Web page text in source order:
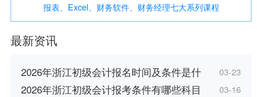
报表、Excel、财务软件、财务经理七大系列课程
最新资讯
2026年浙江初级会计报名时间及条件是什 03-23
2026年浙江初级会计报考条件有哪些科目 03-16